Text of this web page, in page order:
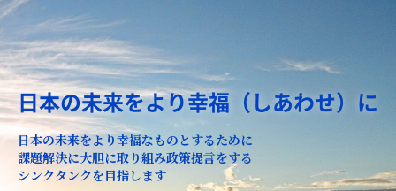
日本の未来をより幸福（しあわせ）に
日本の未来をより幸福なものとするために
課題解決に大胆に取り組み政策提言をする
シンクタンクを目指します